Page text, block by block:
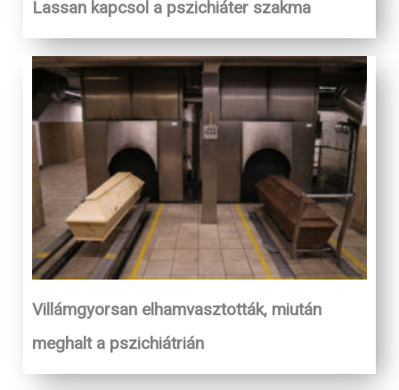
Lassan kapcsol a pszichiáter szakma
Villámgyorsan elhamvasztották, miután
meghalt a pszichiátrián